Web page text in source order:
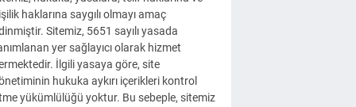
haklarına saygılı olmayı amaç
Sitemiz, 5651 sayılı yasada
yer sağlayıcı olarak hizmet
İlgili yasaya göre, site
hukuka aykırı içerikleri kontrol
yükümlülüğü yoktur. Bu sebeple, sitemiz